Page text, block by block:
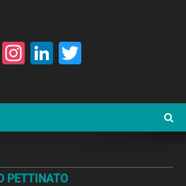
Facebook
Instagram
LinkedIn
PETTINATO